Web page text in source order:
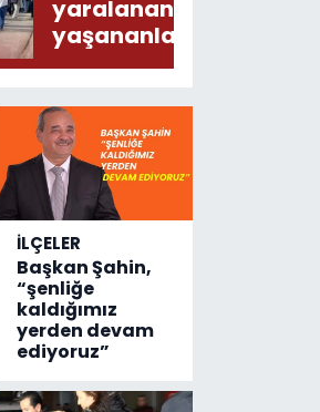
yaralananlar
yaşananları
ODAK’a
İLÇELER
Başkan Şahin,
“şenliğe
kaldığımız
yerden devam
ediyoruz”